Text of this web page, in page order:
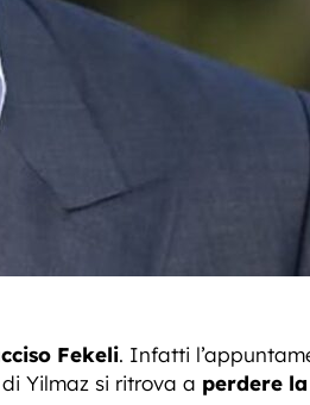
Fekeli. Infatti
Yilmaz si ritrova a perdere